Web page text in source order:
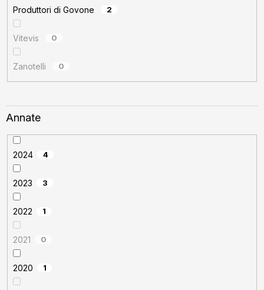
Produttori di Govone 2
Vitevis 0
Zanotelli 0
Annate
2024 4
2023 3
2022 1
2021 0
2020 1